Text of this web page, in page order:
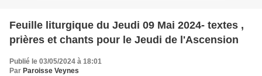
Feuille liturgique du Jeudi 09 Mai 2024- textes ,
prières et chants pour le Jeudi de l'Ascension
Publié le 03/05/2024 à 18:01
Par Paroisse Veynes